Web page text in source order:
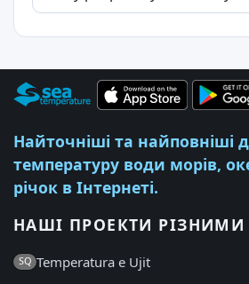
Найточніші та найповніші
температуру води морів,
річок в Інтернеті.
НАШІ ПРОЕКТИ
SQ Temperatura e Ujit